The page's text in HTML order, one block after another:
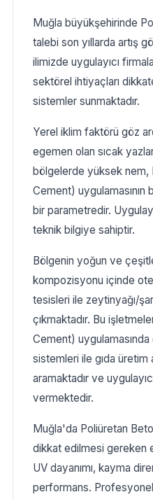
Muğla büyükşehirinde
talebi son yıllarda artış
ilimizde uygulayıcı
sektörel ihtiyaçları
sistemler sunmaktadır.
Yerel iklim faktörü göz
egemen olan sıcak yazlar,
bölgelerde yüksek nem,
Cement) uygulamasının
bir parametredir.
teknik bilgiye sahiptir.
Bölgenin yoğun ve
kompozisyonu içinde
tesisleri ile zeytinyağı/
çıkmaktadır. Bu
Cement)
sistemleri ile gıda üretim
aramaktadır ve
vermektedir.
Muğla'da Poliüretan
dikkat edilmesi gereken
UV dayanımı, kayma
performans. Profesyonel